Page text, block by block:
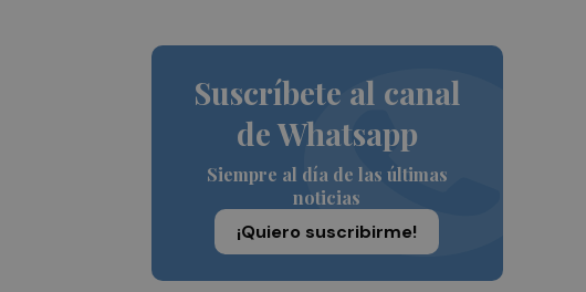
Suscríbete al canal
de Whatsapp
Siempre al día de las últimas
noticias
¡Quiero suscribirme!